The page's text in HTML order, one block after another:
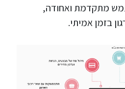
מתקדמת ואחודה,
בזמן אמיתי.